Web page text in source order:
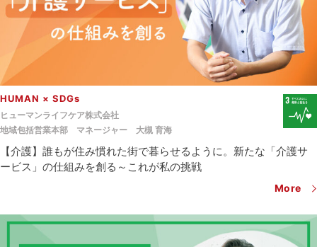
HUMAN × SDGs
ヒューマンライフケア株式会社
地域包括営業本部 マネージャー
大槻 育海
【介護】誰もが住み慣れた街で暮らせるように。新たな「介護サ
ービス」の仕組みを創る～これが私の挑戦
More